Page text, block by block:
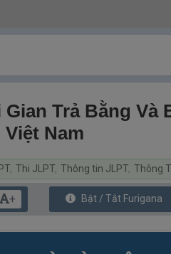
Trả Bằng Và
Nam
, Thi JLPT, Thông tin JLPT, Thông
+ Bật / Tắt Furigana